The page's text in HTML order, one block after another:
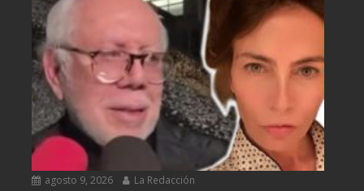
agosto 9, 2026 La Redacción